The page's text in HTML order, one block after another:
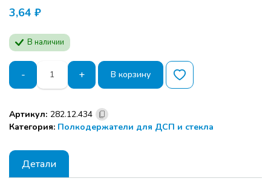
3,64 ₽
В наличии
-
Количество
товара
Полкодержатель
стеклянных
полок
пластик
+ В корзину
Артикул: 282.12.434
Категория: Полкодержатели для ДСП и стекла
Детали